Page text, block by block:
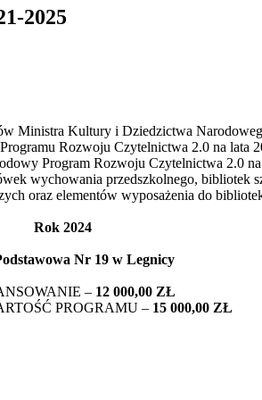
2025
Ministra Kultury i Dziedzictwa
Rozwoju Czytelnictwa 2.0 na lata
Program Rozwoju Czytelnictwa 2.0
wychowania przedszkolnego, bibliotek
oraz elementów wyposażenia do
Rok 2024
Nr 19 w Legnicy
– 12 000,00 ZŁ
PROGRAMU – 15 000,00 ZŁ